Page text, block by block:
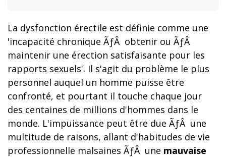
La dysfonction érectile est définie comme une
'incapacité chronique ÃƒÂ obtenir ou ÃƒÂ
maintenir une érection satisfaisante pour les
rapports sexuels'. Il s'agit du problème le plus
personnel auquel un homme puisse être
confronté, et pourtant il touche chaque jour
des centaines de millions d'hommes dans le
monde. L'impuissance peut être due ÃƒÂ une
multitude de raisons, allant d'habitudes de vie
professionnelle malsaines ÃƒÂ une mauvaise